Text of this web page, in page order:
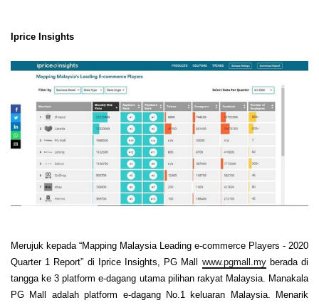
Iprice Insights
Merujuk kepada “Mapping Malaysia Leading e-commerce Players - 2020
Quarter 1 Report” di Iprice Insights, PG Mall www.pgmall.myberada di
tangga ke 3 platform e-dagang utama pilihan rakyat Malaysia. Manakala
PG Mall adalah platform e-dagang No.1 keluaran Malaysia. Menarik